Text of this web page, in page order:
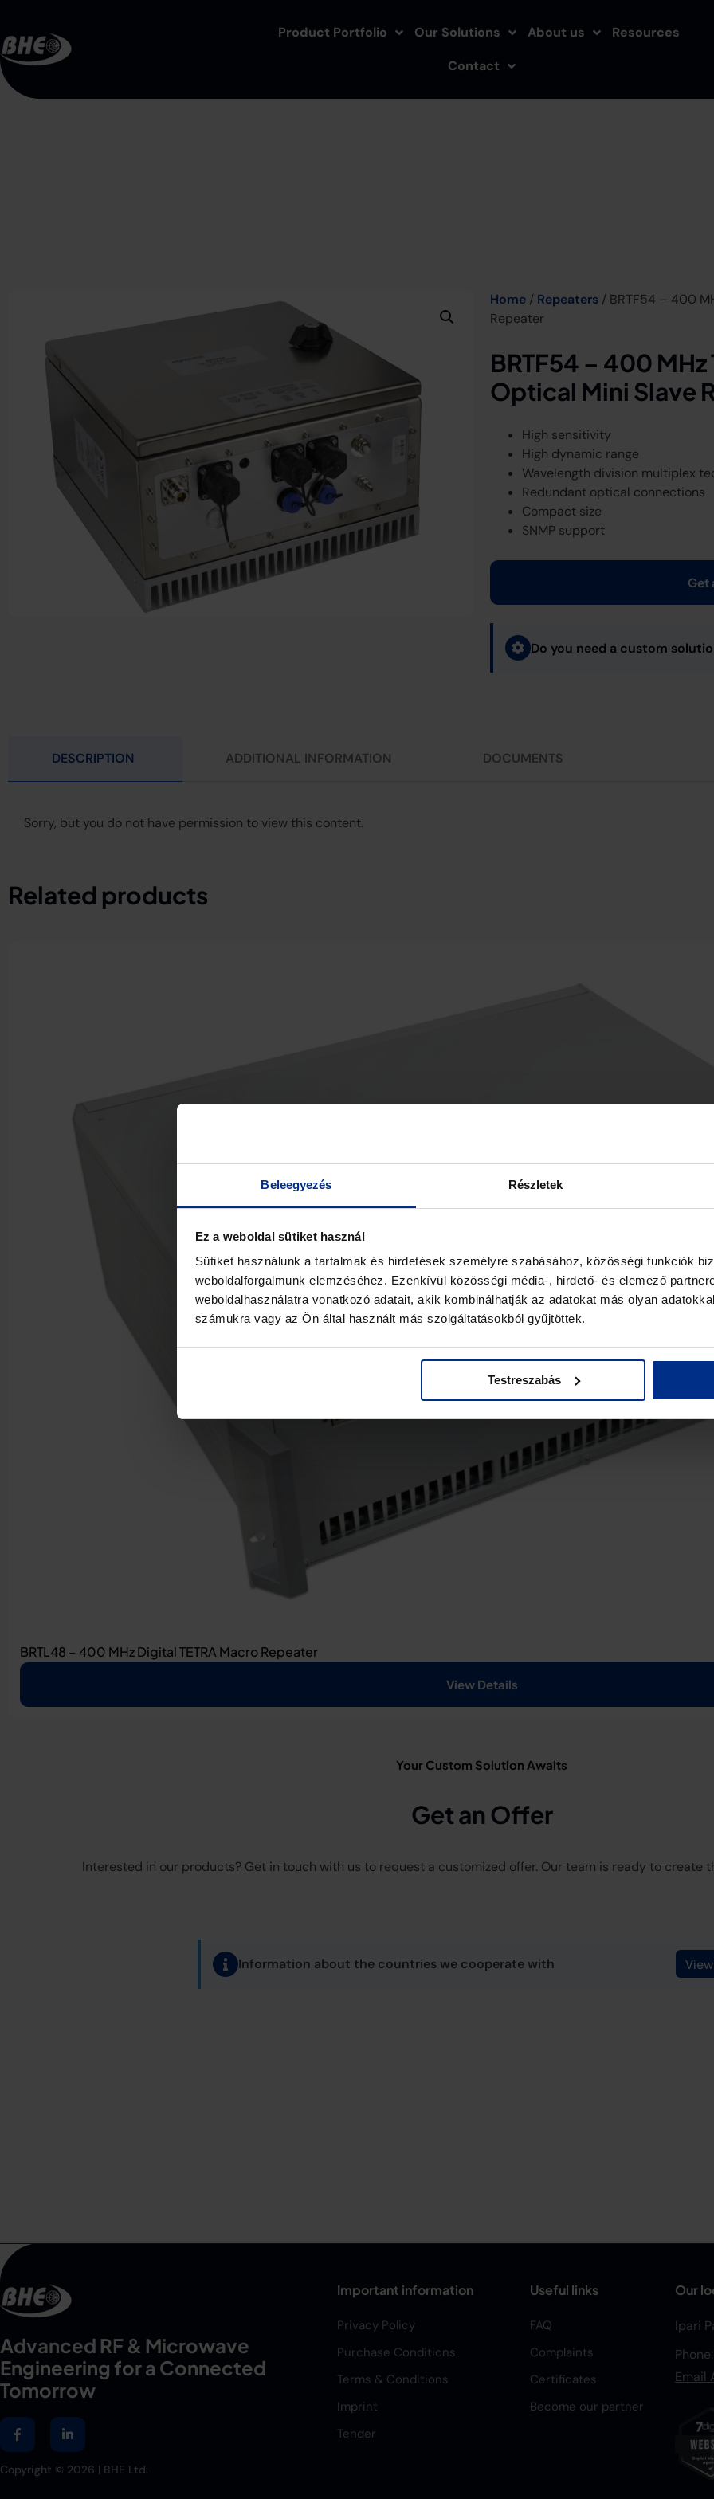
Beleegyezés Részletek
Ez a weboldal sütiket használ
Sütiket használunk a tartalmak és hirdetések személyre szabásához, közösségi funkciók
weboldalforgalmunk elemzéséhez. Ezenkívül közösségi média-, hirdető- és elemező
weboldalhasználatra vonatkozó adatait, akik kombinálhatják az adatokat más olyan
számukra vagy az Ön által használt más szolgáltatásokból gyűjtöttek.
Testreszabás
Product Portfolio Our Solutions About us
Resources
Contact
Home/ Repeaters/ BRTF54 – 400
Repeater
BRTF54 – 400
Optical Mini Slave
High sensitivity
High dynamic range
Wavelength division multiplex
Redundant optical connections
Compact size
SNMP support
Get
Do you need a custom
DESCRIPTION ADDITIONAL INFORMATION DOCUMENTS
Sorry, but you do not have permission to view this content.
Related products
BRTL48 – 400 MHz Digital TETRA Macro Repeater
View Details
Your Custom Solution Awaits
Get an Offer
Interested in our products? Get in touch with us to request a customized offer. Our team is ready to create
Information about the countries we cooperate with
Advanced RF & Microwave
Engineering for a Connected
Tomorrow
Important information
Privacy Policy
Purchase Conditions
Terms & Conditions
Imprint
Tender
Useful links
FAQ
Complaints
Certificates
Become our partner
Our
Ipari
Phone:
Email
Copyright © 2026 | BHE Ltd.